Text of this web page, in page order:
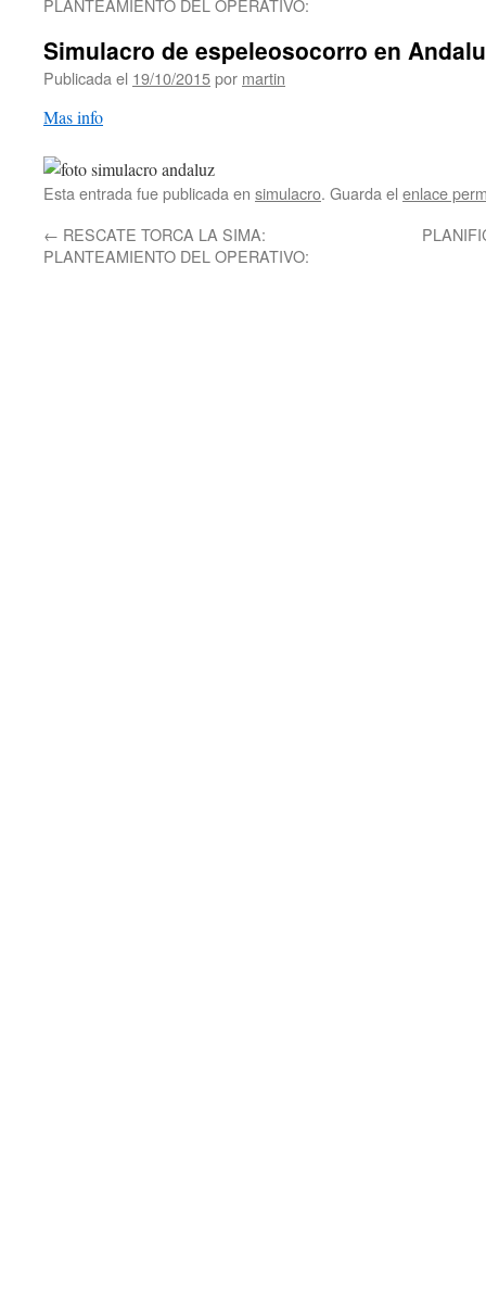
PLANTEAMIENTO DEL OPERATIVO:
Simulacro de espeleosocorro en
Publicada el 19/10/2015por martin
Mas info
Esta entrada fue publicada en simulacro. Guarda el enlace
← RESCATE TORCA LA SIMA:
PLANTEAMIENTO DEL OPERATIVO: